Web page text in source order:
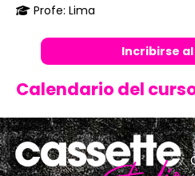
Profe: Lima
Incribirse
Calendario del